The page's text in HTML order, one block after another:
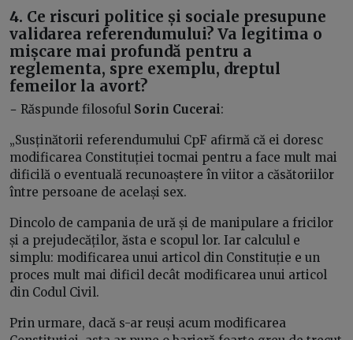
4. Ce riscuri politice și sociale presupune
validarea referendumului? Va legitima o
mișcare mai profundă pentru a
reglementa, spre exemplu, dreptul
femeilor la avort?
− Răspunde filosoful Sorin Cucerai:
„Susținătorii referendumului CpF afirmă că ei doresc
modificarea Constituției tocmai pentru a face mult mai
dificilă o eventuală recunoaștere în viitor a căsătoriilor
între persoane de același sex.
Dincolo de campania de ură și de manipulare a fricilor
și a prejudecăților, ăsta e scopul lor. Iar calculul e
simplu: modificarea unui articol din Constituție e un
proces mult mai dificil decât modificarea unui articol
din Codul Civil.
Prin urmare, dacă s-ar reuși acum modificarea